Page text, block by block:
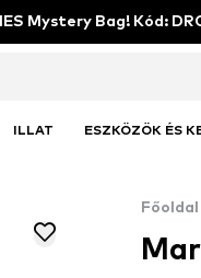
Mystery Bag! Kód:
ILLAT ESZKÖZÖK ÉS
Főoldal